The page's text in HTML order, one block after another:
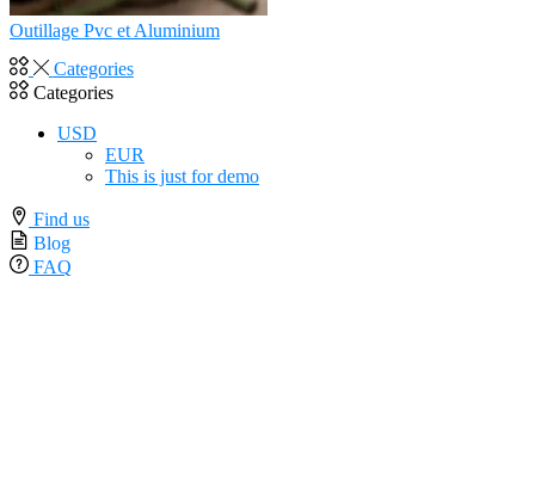
Outillage Pvc et Aluminium
Categories
Categories
USD
EUR
This is just for demo
Find us
Blog
FAQ